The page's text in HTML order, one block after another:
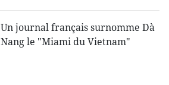
Un journal français surnomme Dà
Nang le "Miami du Vietnam"